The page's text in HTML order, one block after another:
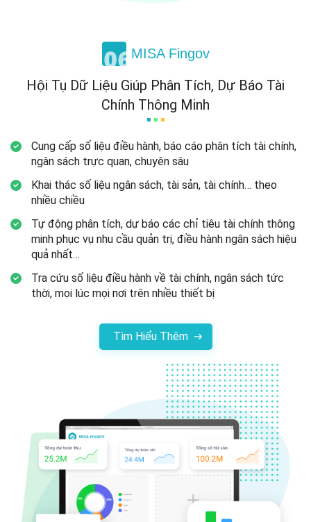
MISA Fingov
Hội Tụ Dữ Liệu Giúp Phân Tích, Dự Báo Tài
Chính Thông Minh
Cung cấp số liệu điều hành, báo cáo phân tích tài chính,
ngân sách trực quan, chuyên sâu
Khai thác số liệu ngân sách, tài sản, tài chính… theo
nhiều chiều
Tự động phân tích, dự báo các chỉ tiêu tài chính thông
minh phục vụ nhu cầu quản trị, điều hành ngân sách hiệu
quả nhất…
Tra cứu số liệu điều hành về tài chính, ngân sách tức
thời, mọi lúc mọi nơi trên nhiều thiết bị
Tìm Hiểu Thêm